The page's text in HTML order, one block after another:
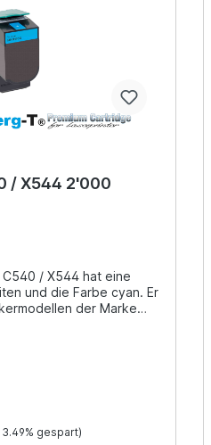
/ X544 2'000
/ X544 hat eine
und die Farbe cyan. Er
der Marke
gespart)